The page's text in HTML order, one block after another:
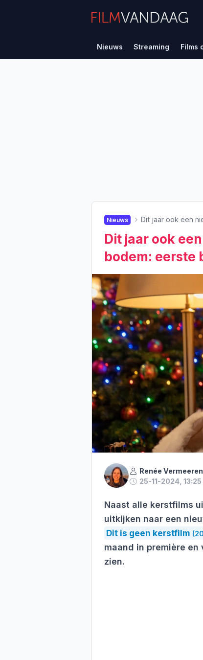
Nieuws Streaming Films
Nieuws Dit jaar ook een
Dit jaar ook
bodem: eerste
Renée Vermeeren
25-11-2024, 13:25
Naast alle kerstfilms
uitkijken naar een
Dit is geen kerstfilm
maand in première
zien.